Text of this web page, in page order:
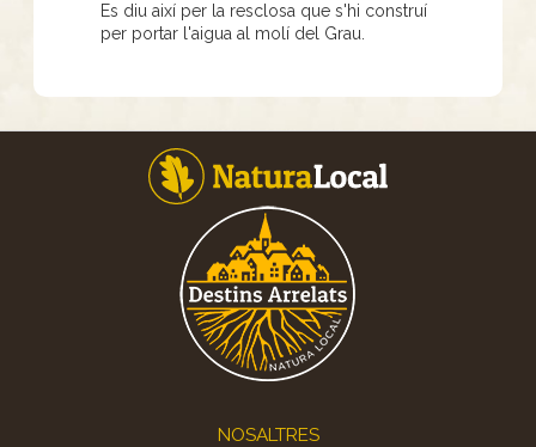
Es diu així per la resclosa que s'hi construí
per portar l'aigua al molí del Grau.
NOSALTRES